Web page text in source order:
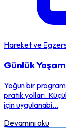
Hareket ve
Günlük
Yoğun bir
pratik yolları.
için uygulanabi...
Devamını oku